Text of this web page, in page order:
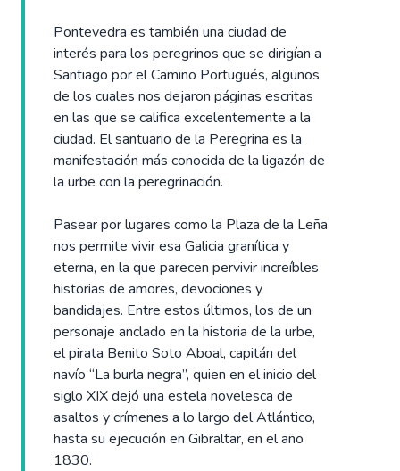
Pontevedra es también una ciudad de
interés para los peregrinos que se dirigían a
Santiago por el Camino Portugués, algunos
de los cuales nos dejaron páginas escritas
en las que se califica excelentemente a la
ciudad. El santuario de la Peregrina es la
manifestación más conocida de la ligazón de
la urbe con la peregrinación.
Pasear por lugares como la Plaza de la Leña
nos permite vivir esa Galicia granítica y
eterna, en la que parecen pervivir increíbles
historias de amores, devociones y
bandidajes. Entre estos últimos, los de un
personaje anclado en la historia de la urbe,
el pirata Benito Soto Aboal, capitán del
navío “La burla negra”, quien en el inicio del
siglo XIX dejó una estela novelesca de
asaltos y crímenes a lo largo del Atlántico,
hasta su ejecución en Gibraltar, en el año
1830.